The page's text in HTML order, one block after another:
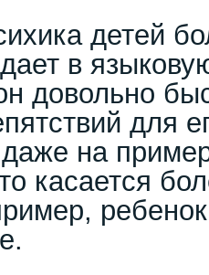
детей
в
довольно
для
на
касается